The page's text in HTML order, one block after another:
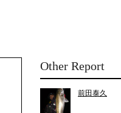
Other Report
前田泰久